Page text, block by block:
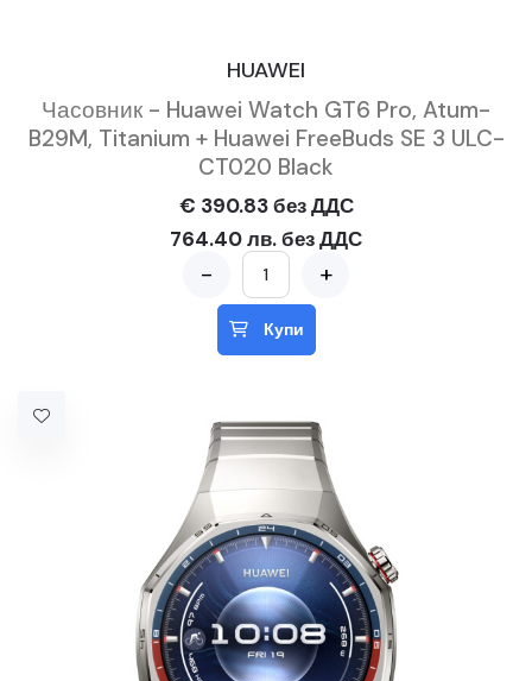
HUAWEI
Часовник - Huawei Watch GT6 Pro, Atum-
B29M, Titanium + Huawei FreeBuds SE 3 ULC-
CT020 Black
€ 390.83 без ДДС
764.40 лв. без ДДС
- +
Купи